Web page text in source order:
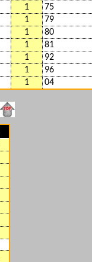
1
75
1
79
1
80
1
81
1
92
1
96
1 04